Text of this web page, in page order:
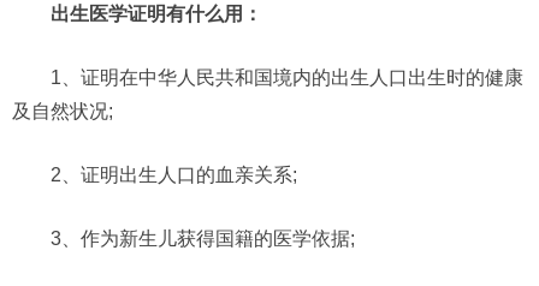
出生医学证明有什么用：
1、证明在中华人民共和国境内的出生人口出生时的健康
及自然状况;
2、证明出生人口的血亲关系;
3、作为新生儿获得国籍的医学依据;